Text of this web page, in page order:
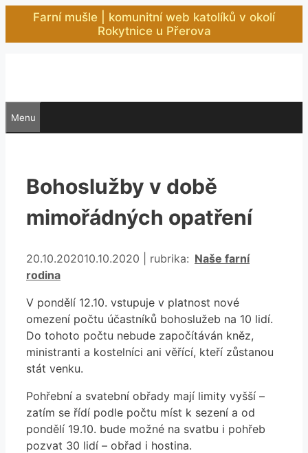
Přeskočit
obsah
Farní mušle | komunitní web katolíků v okolí
Rokytnice u Přerova
Menu
Bohoslužby v době
mimořádných opatření
20.10.202010.10.2020 rubrika: Rubriky
Naše farní
rodina
V pondělí 12.10. vstupuje v platnost nové
omezení počtu účastníků bohoslužeb na 10 lidí.
Do tohoto počtu nebude započítáván kněz,
ministranti a kostelníci ani věřící, kteří zůstanou
stát venku.
Pohřební a svatební obřady mají limity vyšší –
zatím se řídí podle počtu míst k sezení a od
pondělí 19.10. bude možné na svatbu i pohřeb
pozvat 30 lidí – obřad i hostina.